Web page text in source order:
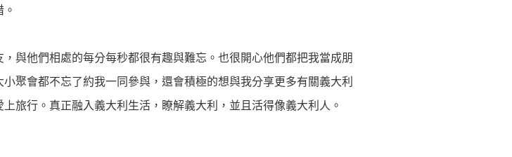
與他們相處的每分每秒都很有趣與難忘。也很開心他們都把我當成朋
聚會都不忘了約我一同參與，還會積極的想與我分享更多有關義大利
旅行。真正融入義大利生活，瞭解義大利，並且活得像義大利人。